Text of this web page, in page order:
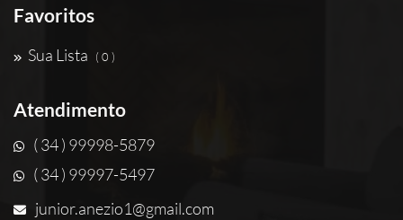
Favoritos
Sua Lista ( 0 )
Atendimento
( 34 ) 99998-5879
( 34 ) 99997-5497
junior.anezio1@gmail.com